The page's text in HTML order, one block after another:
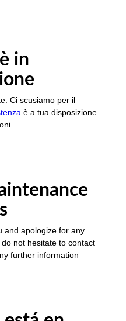
in
Ci scusiamo per il
è a tua disposizione
and apologize for any
not hesitate to contact
further information